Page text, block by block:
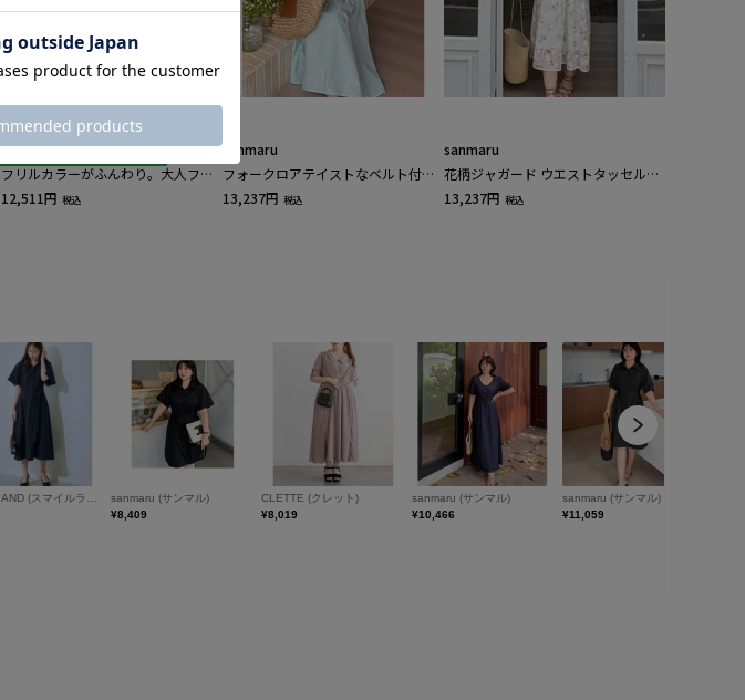
sanmaru
フリルカラーがふんわり。大人フェ
ミニンなプリントシフォンワンピー
ス
12,511円 税込
sanmaru
フォークロアテイストなベルト付き
コットンＶネックワンピース
13,237円 税込
sanmaru
花柄ジャガード ウエストタッセル飾
り付き フレアワンピース
13,237円 税込